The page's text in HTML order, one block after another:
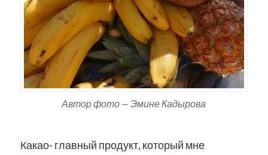
Автор фото — Эмине Кадырова
Какао- главный продукт, который мне